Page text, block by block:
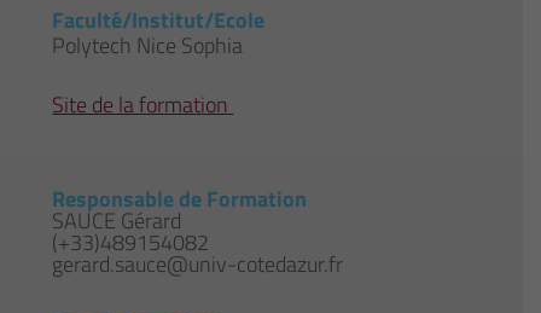
Faculté/Institut/Ecole
Polytech Nice Sophia
Site de la formation
Responsable de Formation
SAUCE Gérard
(+33)489154082
gerard.sauce@univ-cotedazur.fr